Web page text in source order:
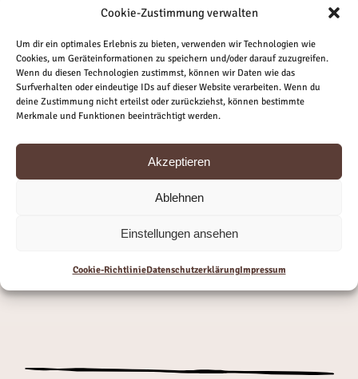
Cookie-Zustimmung verwalten
Um dir ein optimales Erlebnis zu bieten, verwenden wir Technologien wie
Cookies, um Geräteinformationen zu speichern und/oder darauf zuzugreifen.
Wenn du diesen Technologien zustimmst, können wir Daten wie das
Surfverhalten oder eindeutige IDs auf dieser Website verarbeiten. Wenn du
deine Zustimmung nicht erteilst oder zurückziehst, können bestimmte
Merkmale und Funktionen beeinträchtigt werden.
Akzeptieren
Ablehnen
Einstellungen ansehen
Cookie-RichtlinieDatenschutzerklärungImpressum
O.T. „Kuschen – nicht Kuscheln!!!“ – 2000 – Eigentum „Stiftung Museen
für Humor und Satire“
Vorheriger Beitrag Nächster Beitrag